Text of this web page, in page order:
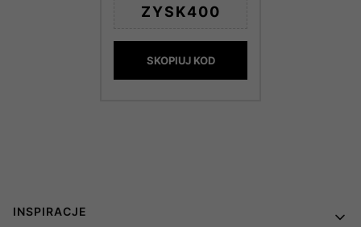
ZYSK400
SKOPIUJ KOD
Linki w stopce
INSPIRACJE